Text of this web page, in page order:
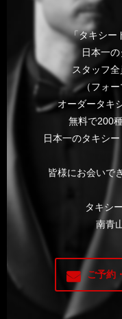
「タキシー
日本一の
スタッフ
（フォー
オーダータキ
無料で200
日本一のタキシ
皆様にお会いで
タキシ
南青
ご予約